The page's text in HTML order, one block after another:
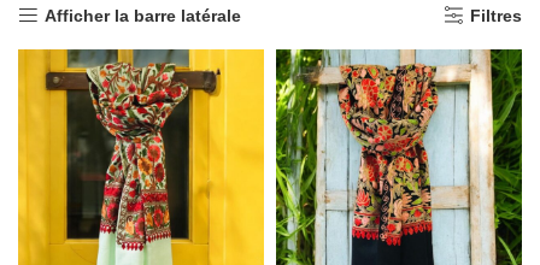
Afficher la barre latérale Filtres